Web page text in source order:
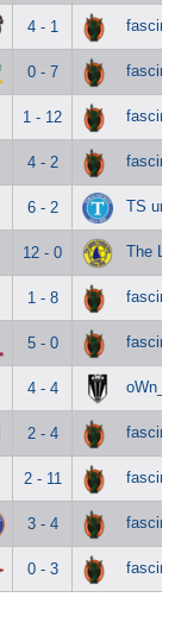
4 - 1 fascinar
0 - 7 fascinar
1 - 12 fascinar
4 - 2 fascinar
6 - 2 TS
12 - 0 The
1 - 8 fascinar
5 - 0 fascinar
4 - 4
2 - 4 fascinar
2 - 11 fascinar
3 - 4 fascinar
0 - 3 fascinar